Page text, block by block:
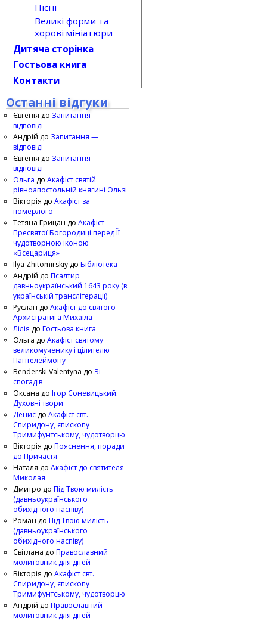
Пісні
Великі форми та
хорові мініатюри
Дитяча сторінка
Гостьова книга
Контакти
Останні відгуки
Євгенія до Запитання —
відповіді
Андрій до Запитання —
відповіді
Євгенія до Запитання —
відповіді
Ольга до Акафіст святій
рівноапостольній княгині Ользі
Вікторія до Акафіст за
померлого
Тетяна Грицан до Акафіст
Пресвятої Богородиці перед Її
чудотворною іконою
«Всецариця»
Ilya Zhitomirskiy до Бібліотека
Андрій до Псалтир
давньоукраїнський 1643 року (в
українській транслітерації)
Руслан до Акафіст до святого
Архистратига Михаїла
Лілія до Гостьова книга
Ольга до Акафіст святому
великомученику і цілителю
Пантелеймону
Benderski Valentyna до Зі
спогадів
Оксана до Ігор Соневицький.
Духовні твори
Денис до Акафіст свт.
Спиридону, єпископу
Тримифунтському, чудотворцю
Вікторія до Пояснення, поради
до Причастя
Наталя до Акафіст до святителя
Миколая
Дмитро до Під Твою милість
(давньоукраїнського
обихідного наспіву)
Роман до Під Твою милість
(давньоукраїнського
обихідного наспіву)
Світлана до Православний
молитовник для дітей
Вікторія до Акафіст свт.
Спиридону, єпископу
Тримифунтському, чудотворцю
Андрій до Православний
молитовник для дітей